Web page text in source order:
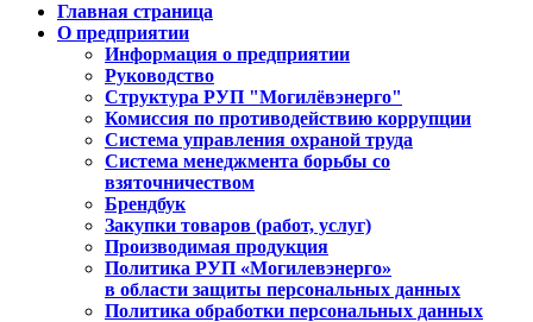
Главная страница
О предприятии
Информация о предприятии
Руководство
Структура РУП "Могилёвэнерго"
Комиссия по противодействию коррупции
Система управления охраной труда
Система менеджмента борьбы со
взяточничеством
Брендбук
Закупки товаров (работ, услуг)
Производимая продукция
Политика РУП «Могилевэнерго»
в области защиты персональных данных
Политика обработки персональных данных